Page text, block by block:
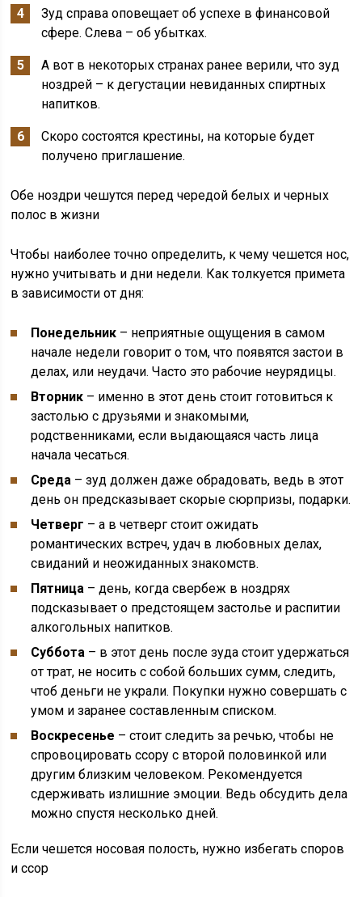
Зуд справа оповещает об успехе в финансовой
сфере. Слева – об убытках.
А вот в некоторых странах ранее верили, что зуд
ноздрей – к дегустации невиданных спиртных
напитков.
Скоро состоятся крестины, на которые будет
получено приглашение.
Обе ноздри чешутся перед чередой белых и черных
полос в жизни
Чтобы наиболее точно определить, к чему чешется нос,
нужно учитывать и дни недели. Как толкуется примета
в зависимости от дня:
Понедельник – неприятные ощущения в самом
начале недели говорит о том, что появятся застои в
делах, или неудачи. Часто это рабочие неурядицы.
Вторник – именно в этот день стоит готовиться к
застолью с друзьями и знакомыми,
родственниками, если выдающаяся часть лица
начала чесаться.
Среда – зуд должен даже обрадовать, ведь в этот
день он предсказывает скорые сюрпризы, подарки.
Четверг – а в четверг стоит ожидать
романтических встреч, удач в любовных делах,
свиданий и неожиданных знакомств.
Пятница – день, когда свербеж в ноздрях
подсказывает о предстоящем застолье и распитии
алкогольных напитков.
Суббота – в этот день после зуда стоит удержаться
от трат, не носить с собой больших сумм, следить,
чтоб деньги не украли. Покупки нужно совершать с
умом и заранее составленным списком.
Воскресенье – стоит следить за речью, чтобы не
спровоцировать ссору с второй половинкой или
другим близким человеком. Рекомендуется
сдерживать излишние эмоции. Ведь обсудить дела
можно спустя несколько дней.
Если чешется носовая полость, нужно избегать споров
и ссор